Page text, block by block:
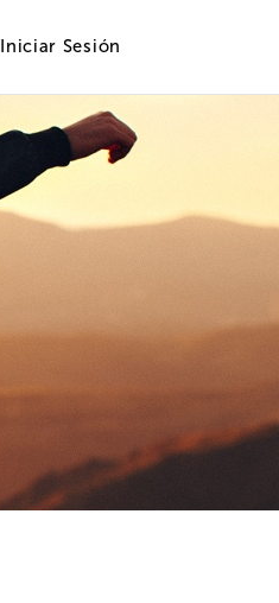
Iniciar Sesión